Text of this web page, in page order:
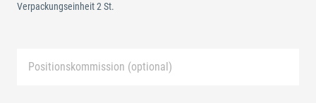
Verpackungseinheit 2 St.
Positionskommission (optional)